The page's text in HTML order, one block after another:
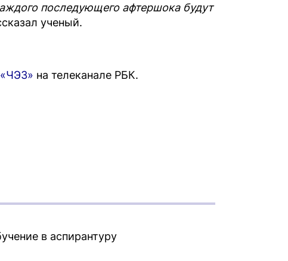
последующего афтершока будут
ученый.
«ЧЭЗ» на телеканале РБК.
в аспирантуру